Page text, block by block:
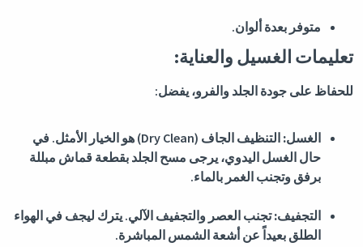
متوفر بعدة ألوان.
تعليمات الغسيل والعناية:
للحفاظ على جودة الجلد والفرو، يفضل:
الغسل:
التنظيف الجاف (Dry Clean) هو الخيار الأمثل. في
حال الغسل اليدوي، يرجى مسح الجلد بقطعة قماش مبللة
برفق وتجنب الغمر بالماء.
التجفيف:تجنب العصر والتجفيف الآلي. يترك ليجف في الهواء
الطلق بعيداً عن أشعة الشمس المباشرة.